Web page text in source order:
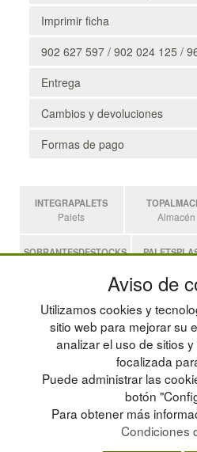
Imprimir ficha
902 627 597 / 902 024 125 /
Entrega
Cambios y devoluciones
Formas de pago
INTEGRAPALETS
Palets Almacén
SOBRANTESDESTOCKS
Estanterias
POLÍTICA DE PRIVACIDAD
CONDICIONES DE USO
CAMBIOS Y DEVOLUCIONES
CONTACTO
Aviso de
Utilizamos cookies y
sitio web para mejorar su
analizar el uso de sitios
focalizada
Puede administrar las
botón
Para obtener más
Condiciones